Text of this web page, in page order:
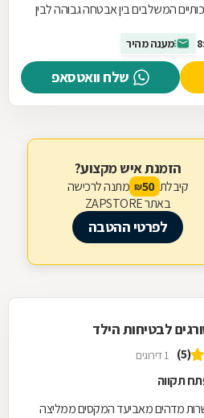
המשלבים בין אבטחה גבוהה לבין
מענה מהיר
שלח וואטסאפ
הזמנת איש מקצוע?
קיבלת 50
₪ מתנה לרכישה
באתר ZAPSTORE
לפרטי ההטבה
לבטיחות הילד
(5) 1 דירוגים
מדהים מאביעד המקסים ממליצה